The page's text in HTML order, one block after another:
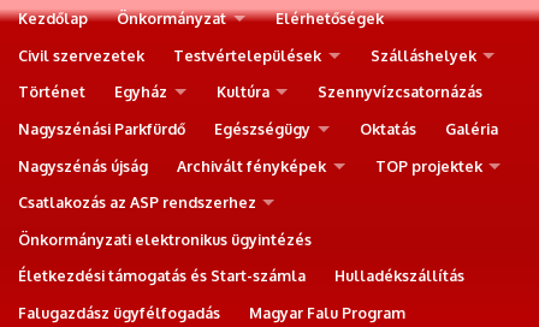
Kezdőlap Önkormányzat
Elérhetőségek
Civil szervezetek
Testvértelepülések
Szálláshelyek
Történet
Egyház Kultúra
Szennyvízcsatornázás
Nagyszénási Parkfürdő
Egészségügy Oktatás
Galéria
Nagyszénás újság
Archivált fényképek
TOP projektek
Csatlakozás az ASP rendszerhez
Önkormányzati elektronikus ügyintézés
Életkezdési támogatás és Start-számla
Hulladékszállítás
Falugazdász ügyfélfogadás
Magyar Falu Program